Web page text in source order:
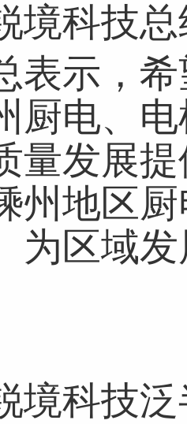
技总
示，希
厨电、
量发展
州地区
为区域
技泛